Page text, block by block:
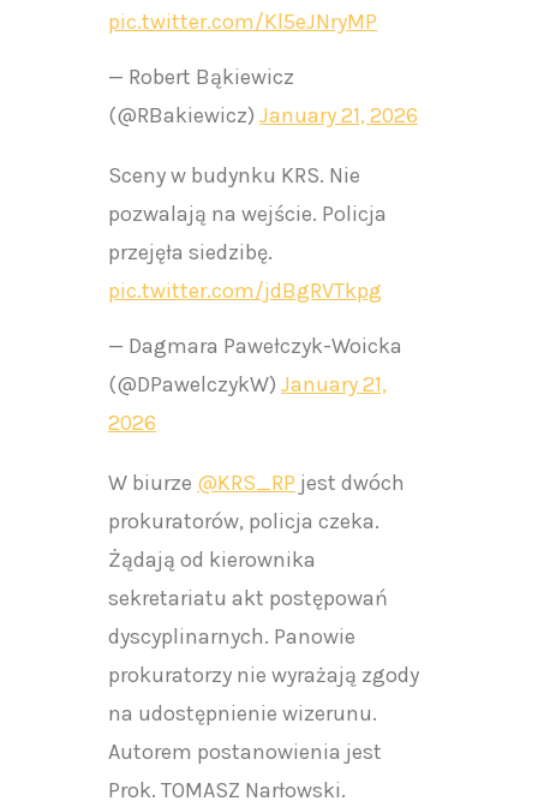
pic.twitter.com/Kl5eJNryMP
— Robert Bąkiewicz
(@RBakiewicz) January 21, 2026
Sceny w budynku KRS. Nie
pozwalają na wejście. Policja
przejęła siedzibę.
pic.twitter.com/jdBgRVTkpg
— Dagmara Pawełczyk-Woicka
(@DPawelczykW) January 21,
2026
W biurze @KRS_RP jest dwóch
prokuratorów, policja czeka.
Żądają od kierownika
sekretariatu akt postępowań
dyscyplinarnych. Panowie
prokuratorzy nie wyrażają zgody
na udostępnienie wizerunu.
Autorem postanowienia jest
Prok. TOMASZ Narłowski.